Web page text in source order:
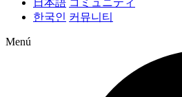
日本語 コミュニティ
한국인 커뮤니티
Menú